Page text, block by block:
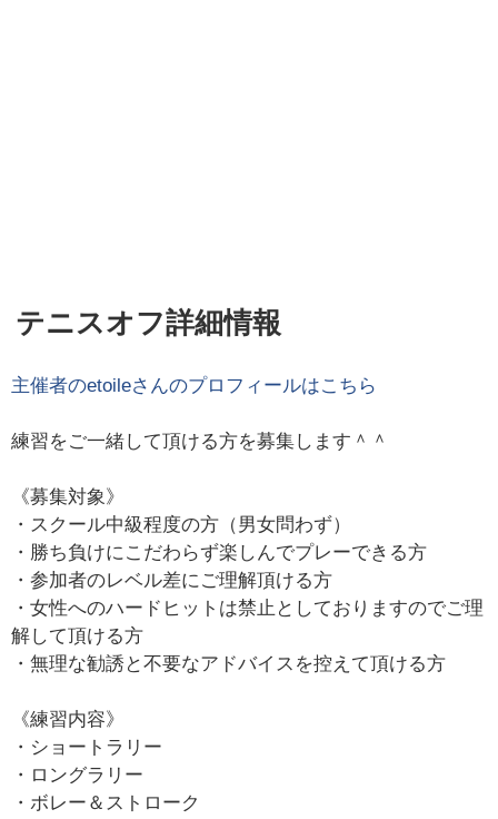
テニスオフ詳細情報
主催者のetoileさんのプロフィールはこちら
練習をご一緒して頂ける方を募集します＾＾
《募集対象》
・スクール中級程度の方（男女問わず）
・勝ち負けにこだわらず楽しんでプレーできる方
・参加者のレベル差にご理解頂ける方
・女性へのハードヒットは禁止としておりますのでご理
解して頂ける方
・無理な勧誘と不要なアドバイスを控えて頂ける方
《練習内容》
・ショートラリー
・ロングラリー
・ボレー＆ストローク